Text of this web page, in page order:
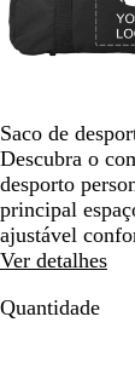
Saco de
Descubra o
desporto
principal
ajustável
Ver detalhes
Quantidade